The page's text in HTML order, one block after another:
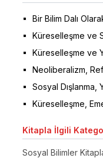
Bir Bilim Dalı
Küreselleşme ve
Küreselleşme ve
Neoliberalizm,
Sosyal Dışlanma,
Küreselleşme,
Kitapla İlgili
Sosyal Bilimler